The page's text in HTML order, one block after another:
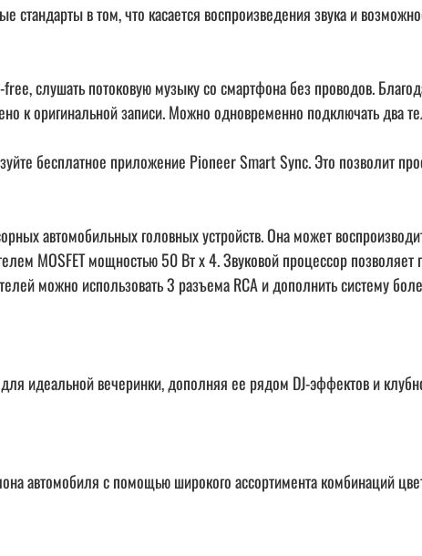
стандарты в том, что касается воспроизведения звука и
слушать потоковую музыку со смартфона без проводов.
к оригинальной записи. Можно одновременно подключать два
бесплатное приложение Pioneer Smart Sync. Это позволит
автомобильных головных устройств. Она может
MOSFET мощностью 50 Вт x 4. Звуковой процессор позволяет
можно использовать 3 разъема RCA и дополнить систему
идеальной вечеринки, дополняя ее рядом DJ-эффектов и
автомобиля с помощью широкого ассортимента комбинаций